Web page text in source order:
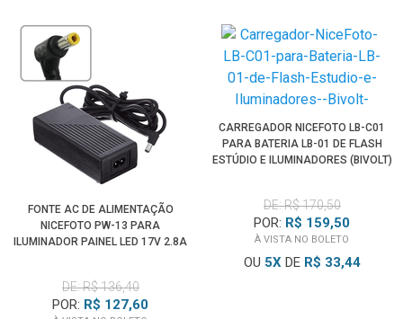
FONTE AC DE ALIMENTAÇÃO
NICEFOTO PW-13 PARA
ILUMINADOR PAINEL LED 17V 2.8A
DE: R$ 136,40
POR: R$ 127,60
CARREGADOR NICEFOTO LB-C01
PARA BATERIA LB-01 DE FLASH
ESTÚDIO E ILUMINADORES (BIVOLT)
DE: R$ 170,50
POR: R$ 159,50
À VISTA NO BOLETO
OU 5XDE R$ 33,44